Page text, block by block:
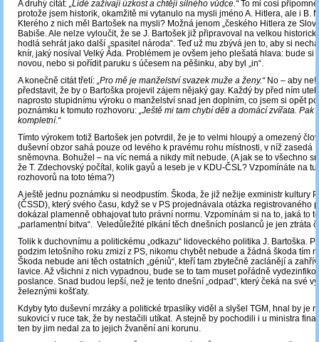
A druhý citát: „Lidé zažívají úzkost a chtějí silného vůdce.“To mi cosi
protože jsem historik, okamžitě mi vytanulo na mysli jméno A. Hitlera, ale i B.
Kterého z nich měl Bartošek na mysli? Možná jenom „českého Hitlera ze
Babiše. Ale nelze vyloučit, že se J. Bartošek již připravoval na velkou
hodlá sehrát jako další „spasitel národa“. Teď už mu zbývá jen to, aby si
knír, jaký nosíval Velký Áda. Problémem je ovšem jeho plešatá hlava: bude si
novou, nebo si pořídit paruku s účesem na pěšinku, aby byl „in“.
A konečně citát třetí: „Pro mě je manželství svazek muže a ženy.“ No – aby
představit, že by o Bartoška projevil zájem nějaký gay. Každý by před ním
naprosto stupidnímu výroku o manželství snad jen doplním, co jsem si opět
poznámku k tomuto rozhovoru: „Ještě mi tam chybí děti a domácí zvířata. Pak
kompletní.“
Tímto výrokem totiž Bartošek jen potvrdil, že je to velmi hloupý a omezený
duševní obzor sahá pouze od levého k pravému rohu místnosti, v níž zasedá
sněmovna. Bohužel – na víc nemá a nikdy mít nebude. (A jak se to všechno
že T. Zdechovský počítal, kolik gayů a leseb je v KDU-ČSL? Vzpomínáte na
rozhovorů na toto téma?)
A ještě jednu poznámku si neodpustím. Škoda, že již nežije exministr kultury
(ČSSD), který svého času, když se v PS projednávala otázka registrovaného
dokázal plamenně obhajovat tuto právní normu. Vzpomínám si na to, jaká to
„parlamentní bitva“. Veledůležité plkání těch dnešních poslanců je jen ztráta
Tolik k duchovnímu a politickému „odkazu“ lidoveckého politika J. Bartoška.
podzim letošního roku zmizí z PS, nikomu chybět nebude a žádná škoda tím
Škoda nebude ani těch ostatních „géniů“, kteří tam zbytečně zaclánějí a
lavice. Až všichni z nich vypadnou, bude se to tam muset pořádně
poslance. Snad budou lepší, než je tento dnešní „odpad“, který čeká na své
železnými košťaty.
Kdyby tyto duševní mrzáky a politické trpaslíky viděl a slyšel TGM, hnal by je
sukovicí v ruce tak, že by nestačili utíkat. A stejně by pochodili i u ministra
ten by jim nedal za to jejich žvanění ani korunu.